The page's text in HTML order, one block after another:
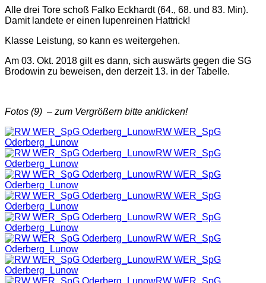
Alle drei Tore schoß Falko Eckhardt (64., 68. und 83. Min).
Damit landete er einen lupenreinen Hattrick!
Klasse Leistung, so kann es weitergehen.
Am 03. Okt. 2018 gilt es dann, sich auswärts gegen die SG
Brodowin zu beweisen, den derzeit 13. in der Tabelle.
Fotos (9) – zum Vergrößern bitte anklicken!
RW WER_SpG
Oderberg_Lunow
RW WER_SpG
Oderberg_Lunow
RW WER_SpG
Oderberg_Lunow
RW WER_SpG
Oderberg_Lunow
RW WER_SpG
Oderberg_Lunow
RW WER_SpG
Oderberg_Lunow
RW WER_SpG
Oderberg_Lunow
RW WER_SpG